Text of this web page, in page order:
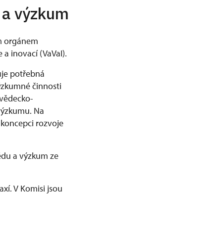
výzkum
orgánem
inovací (VaVaI).
potřebná
činnosti
Na
rozvoje
a výzkum ze
V Komisi jsou